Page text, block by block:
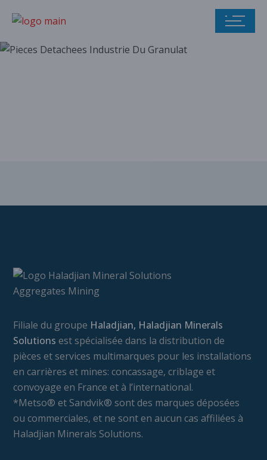
Filiale du groupe Haladjian, Haladjian Minerals
Solutions est spécialisée dans la distribution de
pièces et services multimarques pour les installations
en carrières et mines: concassage, criblage et
convoyage en France et à l’international.
*Metso® et Sandvik® sont des marques déposées
ou commerciales, et ne sont en aucun cas affiliées à
Haladjian Minerals Solutions.